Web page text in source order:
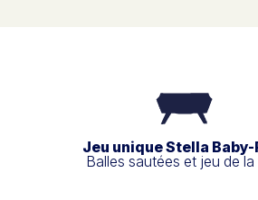
Jeu unique Stella
Balles sautées et jeu de la